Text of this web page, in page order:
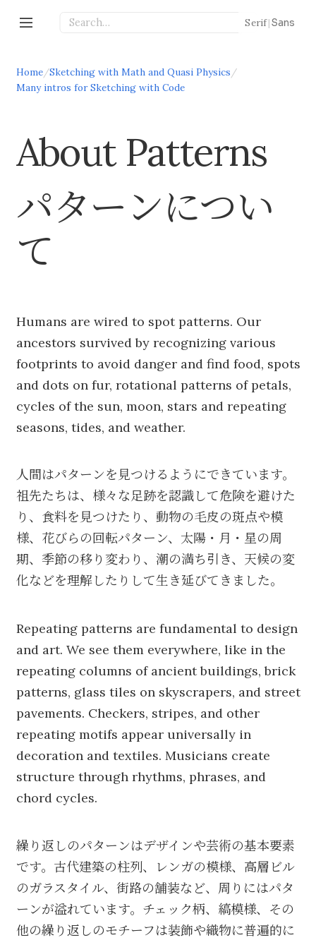
Serif|Sans
Home/Sketching with Math and Quasi Physics/
Many intros for Sketching with Code
About Patterns
パターンについ
て
Humans are wired to spot patterns. Our
ancestors survived by recognizing various
footprints to avoid danger and find food, spots
and dots on fur, rotational patterns of petals,
cycles of the sun, moon, stars and repeating
seasons, tides, and weather.
人間はパターンを見つけるようにできています。
祖先たちは、様々な足跡を認識して危険を避けた
り、食料を見つけたり、動物の毛皮の斑点や模
様、花びらの回転パターン、太陽・月・星の周
期、季節の移り変わり、潮の満ち引き、天候の変
化などを理解したりして生き延びてきました。
Repeating patterns are fundamental to design
and art. We see them everywhere, like in the
repeating columns of ancient buildings, brick
patterns, glass tiles on skyscrapers, and street
pavements. Checkers, stripes, and other
repeating motifs appear universally in
decoration and textiles. Musicians create
structure through rhythms, phrases, and
chord cycles.
繰り返しのパターンはデザインや芸術の基本要素
です。古代建築の柱列、レンガの模様、高層ビル
のガラスタイル、街路の舗装など、周りにはパタ
ーンが溢れています。チェック柄、縞模様、その
他の繰り返しのモチーフは装飾や織物に普遍的に